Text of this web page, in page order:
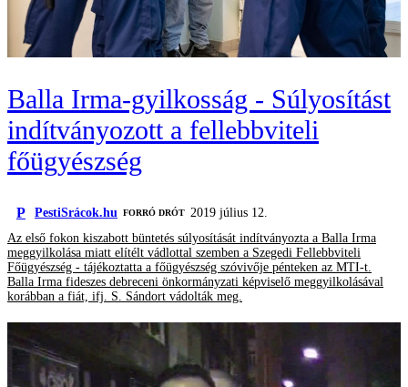
Balla Irma-gyilkosság - Súlyosítást
indítványozott a fellebbviteli
főügyészség
P PestiSrácok.hu FORRÓ DRÓT 2019 július 12.
Az első fokon kiszabott büntetés súlyosítását indítványozta a Balla Irma
meggyilkolása miatt elítélt vádlottal szemben a Szegedi Fellebbviteli
Főügyészség - tájékoztatta a főügyészség szóvivője pénteken az MTI-t.
Balla Irma fideszes debreceni önkormányzati képviselő meggyilkolásával
korábban a fiát, ifj. S. Sándort vádolták meg.